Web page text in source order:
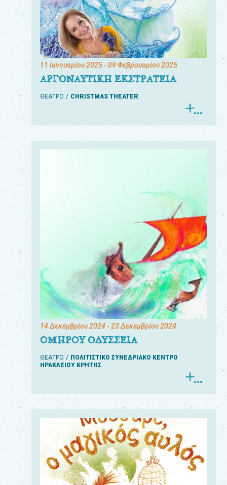
11 Ιανουαρίου 2025- 09 Φεβρουαρίου 2025
ΑΡΓΟΝΑΥΤΙΚΗ ΕΚΣΤΡΑΤΕΙΑ
ΘΕΑΤΡΟ CHRISTMAS THEATER
14 Δεκεμβρίου 2024- 23 Δεκεμβρίου 2024
ΟΜΗΡΟΥ ΟΔΥΣΣΕΙΑ
ΘΕΑΤΡΟ
ΠΟΛΙΤΙΣΤΙΚΟ ΣΥΝΕΔΡΙΑΚΟ ΚΕΝΤΡΟ
ΗΡΑΚΛΕΙΟΥ ΚΡΗΤΗΣ